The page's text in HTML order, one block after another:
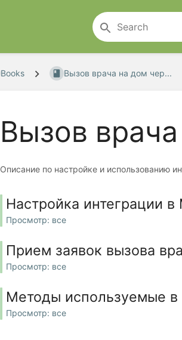
Books Вызов врача на дом чер...
Вызов
Описание по настройке и использованию
Настройка интеграции
Просмотр: все
Прием заявок вызова
Просмотр: все
Методы используемые в
Просмотр: все